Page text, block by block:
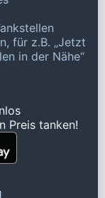
für z.B. „Jetzt
in der Nähe“
Preis tanken!